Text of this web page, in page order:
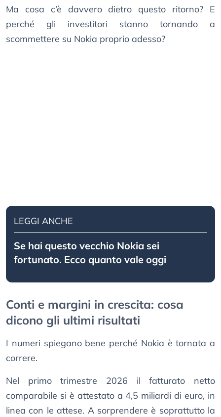
Ma cosa c’è davvero dietro questo ritorno? E
perché gli investitori stanno tornando a
scommettere su Nokia proprio adesso?
LEGGI ANCHE
Se hai questo vecchio Nokia sei
fortunato. Ecco quanto vale oggi
Conti e margini in crescita: cosa
dicono gli ultimi risultati
I numeri spiegano bene perché Nokia è tornata a
correre.
Nel primo trimestre 2026 il fatturato netto
comparabile si è attestato a 4,5 miliardi di euro, in
linea con le attese. A sorprendere è soprattutto la